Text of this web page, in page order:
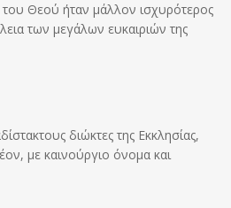
Θεού ήταν μάλλον ισχυρότερος
των μεγάλων ευκαιριών της
διώκτες της Εκκλησίας,
με καινούργιο όνομα και